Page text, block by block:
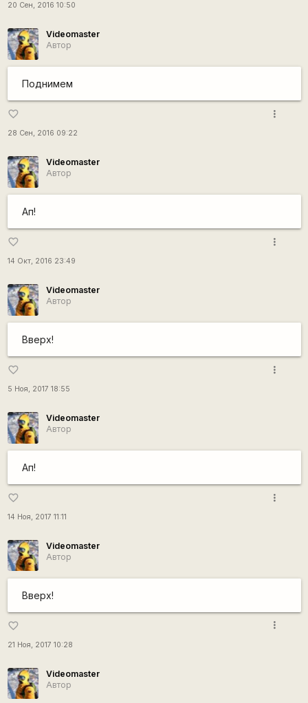
20 Сен, 2016 10:50
Videomaster
Автор
Поднимем
favorite_border
28 Сен, 2016 09:22
more_vert
Videomaster
Автор
Ап!
favorite_border
14 Окт, 2016 23:49
more_vert
Videomaster
Автор
Вверх!
favorite_border
5 Ноя, 2017 18:55
more_vert
Videomaster
Автор
Ап!
favorite_border
14 Ноя, 2017 11:11
more_vert
Videomaster
Автор
Вверх!
favorite_border
21 Ноя, 2017 10:28
more_vert
Videomaster
Автор